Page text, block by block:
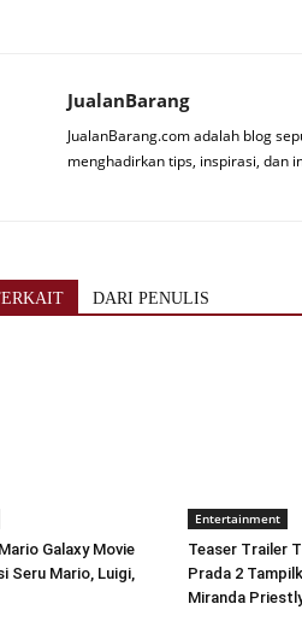
JualanBarang
JualanBarang.com adalah blog
menghadirkan tips, inspirasi, dan
DARI PENULIS
Galaxy Movie
Seru Mario, Luigi,
Entertainment
Teaser Trailer
Prada 2
Miranda